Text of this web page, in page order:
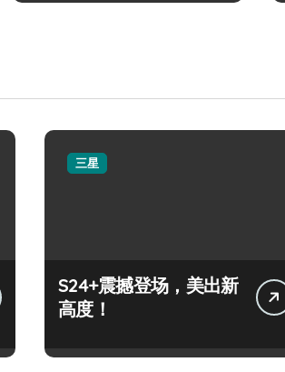
三星
S24+震撼登场，美出新
高度！